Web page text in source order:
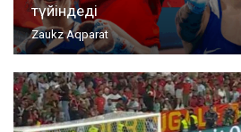
түйіндеді
Zaukz Aqparat